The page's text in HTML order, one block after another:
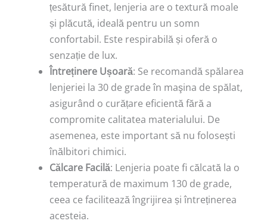
țesătură finet, lenjeria are o textură moale
și plăcută, ideală pentru un somn
confortabil. Este respirabilă și oferă o
senzație de lux.
Întreținere Ușoară: Se recomandă spălarea
lenjeriei la 30 de grade în maşina de spălat,
asigurând o curățare eficientă fără a
compromite calitatea materialului. De
asemenea, este important să nu folosești
înălbitori chimici.
Călcare Facilă: Lenjeria poate fi călcată la o
temperatură de maximum 130 de grade,
ceea ce facilitează îngrijirea și întreținerea
acesteia.